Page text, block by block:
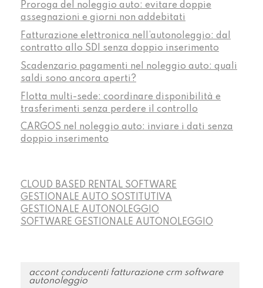
Proroga del noleggio auto: evitare doppie
assegnazioni e giorni non addebitati
Fatturazione elettronica nell’autonoleggio: dal
contratto allo SDI senza doppio inserimento
Scadenzario pagamenti nel noleggio auto: quali
saldi sono ancora aperti?
Flotta multi-sede: coordinare disponibilità e
trasferimenti senza perdere il controllo
CARGOS nel noleggio auto: inviare i dati senza
doppio inserimento
CLOUD BASED RENTAL SOFTWARE
GESTIONALE AUTO SOSTITUTIVA
GESTIONALE AUTONOLEGGIO
SOFTWARE GESTIONALE AUTONOLEGGIO
accont conducenti fatturazione crm software
autonoleggio